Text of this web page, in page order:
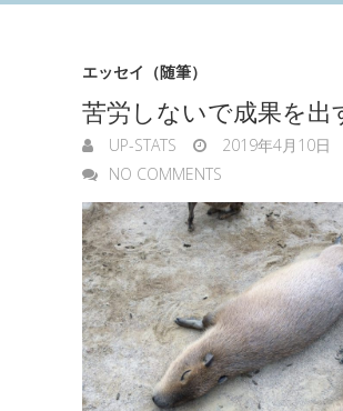
エッセイ（随筆）
苦労しないで成果を出
UP-STATS
2019年4月10日
NO COMMENTS